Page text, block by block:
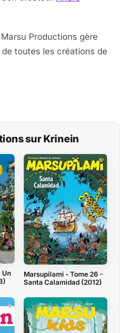
Productions gère
toutes les créations de
sur Krinein
Un
Marsupilami - Tome 26 -
Santa Calamidad (2012)